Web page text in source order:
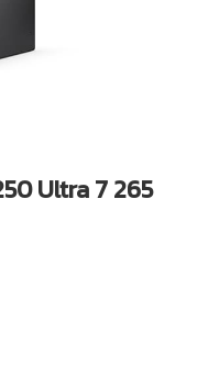
Ultra 7 265
7 265 (SNSQBM125002)